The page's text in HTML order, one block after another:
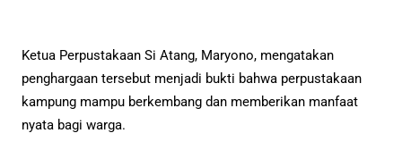
Ketua Perpustakaan Si Atang, Maryono, mengatakan
penghargaan tersebut menjadi bukti bahwa perpustakaan
kampung mampu berkembang dan memberikan manfaat
nyata bagi warga.